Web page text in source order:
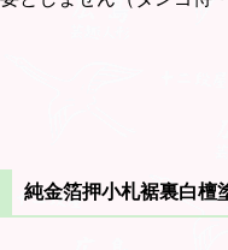
純金箔押小札裾裏白檀